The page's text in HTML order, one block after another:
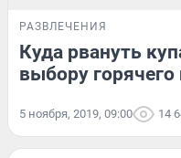
РАЗВЛЕЧЕНИЯ
Куда рвануть
выбору
5 ноября, 2019, 09:00 14